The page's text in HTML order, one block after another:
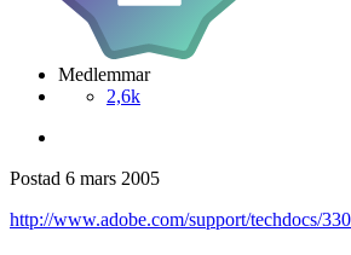
Medlemmar
2,6k
Postad 6 mars 2005
http://www.adobe.com/support/techdocs/